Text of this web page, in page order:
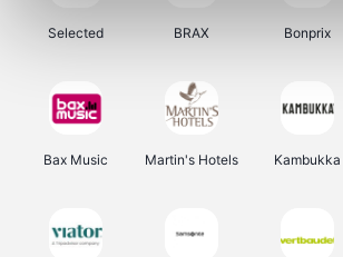
Selected BRAX Bonprix
Bax Music Martin's Hotels Kambukka